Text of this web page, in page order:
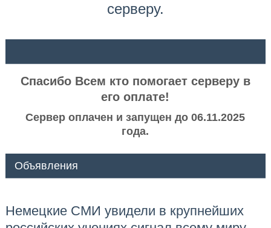
серверу.
Спасибо Всем кто помогает серверу в
его оплате!
Сервер оплачен и запущен до 06.11.2025
года.
Объявления
Немецкие СМИ увидели в крупнейших